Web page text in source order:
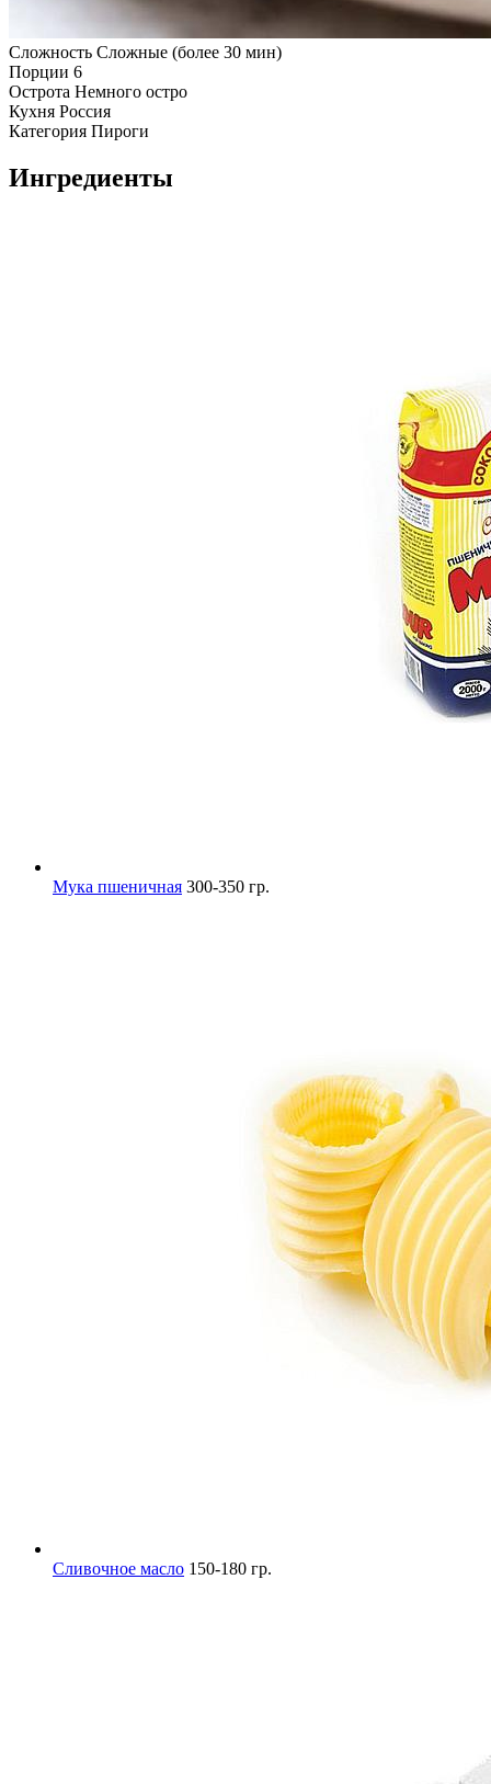
Сложность Сложные (более 30 мин)
Порции 6
Острота Немного остро
Кухня Россия
Категория Пироги
Ингредиенты
Мука пшеничная 300-350 гр.
Сливочное масло 150-180 гр.